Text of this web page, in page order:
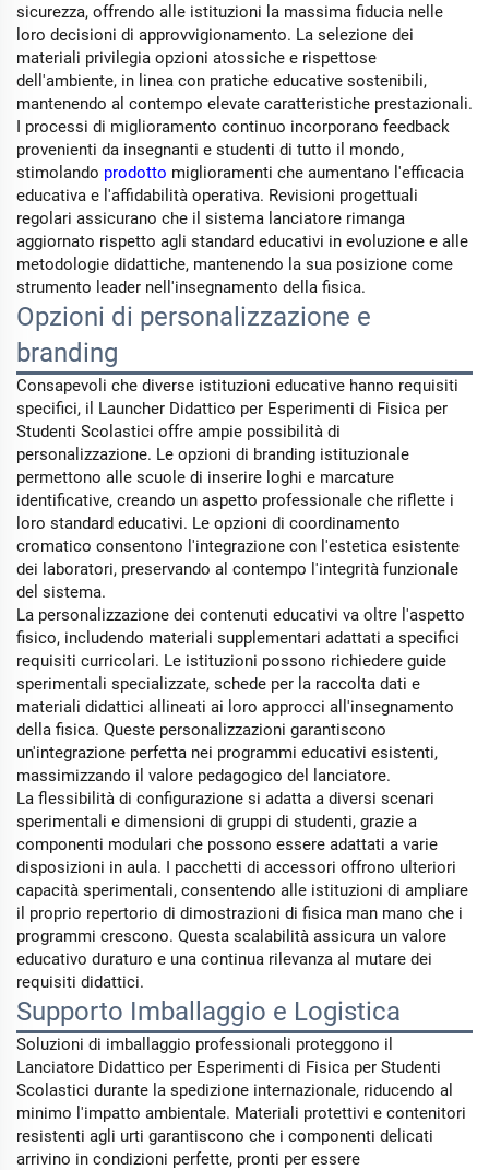
sicurezza, offrendo alle istituzioni la massima fiducia nelle
loro decisioni di approvvigionamento. La selezione dei
materiali privilegia opzioni atossiche e rispettose
dell'ambiente, in linea con pratiche educative sostenibili,
mantenendo al contempo elevate caratteristiche prestazionali.
I processi di miglioramento continuo incorporano feedback
provenienti da insegnanti e studenti di tutto il mondo,
stimolando prodotto miglioramenti che aumentano l'efficacia
educativa e l'affidabilità operativa. Revisioni progettuali
regolari assicurano che il sistema lanciatore rimanga
aggiornato rispetto agli standard educativi in evoluzione e alle
metodologie didattiche, mantenendo la sua posizione come
strumento leader nell'insegnamento della fisica.
Opzioni di personalizzazione e
branding
Consapevoli che diverse istituzioni educative hanno requisiti
specifici, il Launcher Didattico per Esperimenti di Fisica per
Studenti Scolastici offre ampie possibilità di
personalizzazione. Le opzioni di branding istituzionale
permettono alle scuole di inserire loghi e marcature
identificative, creando un aspetto professionale che riflette i
loro standard educativi. Le opzioni di coordinamento
cromatico consentono l'integrazione con l'estetica esistente
dei laboratori, preservando al contempo l'integrità funzionale
del sistema.
La personalizzazione dei contenuti educativi va oltre l'aspetto
fisico, includendo materiali supplementari adattati a specifici
requisiti curricolari. Le istituzioni possono richiedere guide
sperimentali specializzate, schede per la raccolta dati e
materiali didattici allineati ai loro approcci all'insegnamento
della fisica. Queste personalizzazioni garantiscono
un'integrazione perfetta nei programmi educativi esistenti,
massimizzando il valore pedagogico del lanciatore.
La flessibilità di configurazione si adatta a diversi scenari
sperimentali e dimensioni di gruppi di studenti, grazie a
componenti modulari che possono essere adattati a varie
disposizioni in aula. I pacchetti di accessori offrono ulteriori
capacità sperimentali, consentendo alle istituzioni di ampliare
il proprio repertorio di dimostrazioni di fisica man mano che i
programmi crescono. Questa scalabilità assicura un valore
educativo duraturo e una continua rilevanza al mutare dei
requisiti didattici.
Supporto Imballaggio e Logistica
Soluzioni di imballaggio professionali proteggono il
Lanciatore Didattico per Esperimenti di Fisica per Studenti
Scolastici durante la spedizione internazionale, riducendo al
minimo l'impatto ambientale. Materiali protettivi e contenitori
resistenti agli urti garantiscono che i componenti delicati
arrivino in condizioni perfette, pronti per essere